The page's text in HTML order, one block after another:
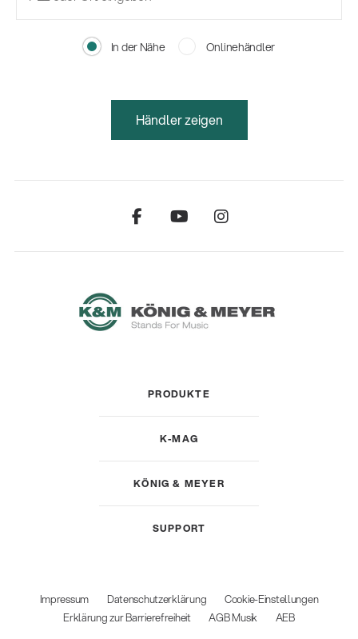
In der Nähe Onlinehändler
Händler zeigen
PRODUKTE
K-MAG
KÖNIG & MEYER
SUPPORT
Impressum Datenschutzerklärung
Cookie-Einstellungen
Erklärung zur Barrierefreiheit
AGB Musik AEB